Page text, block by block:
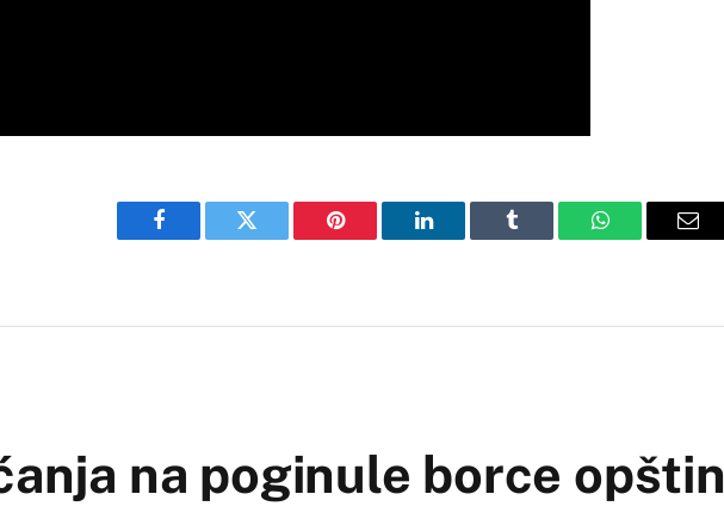
Facebook Twitter Pinterest LinkedIn Tumblr WhatsApp
na poginule borce